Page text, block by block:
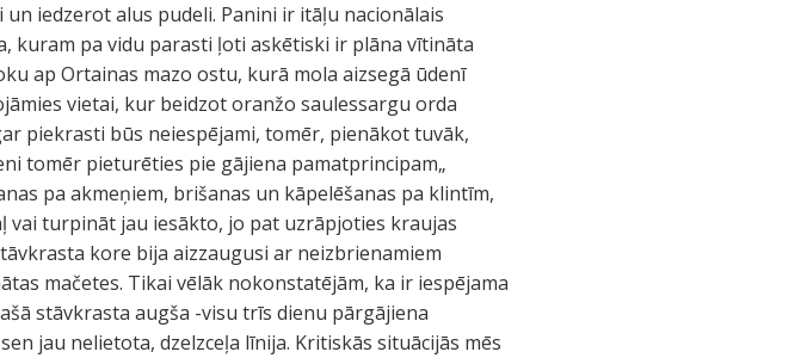
iedzerot alus pudeli. Panini ir itāļu nacionālais
kuram pa vidu parasti ļoti askētiski ir plāna vītināta
ap Ortainas mazo ostu, kurā mola aizsegā ūdenī
vietai, kur beidzot oranžo saulessargu orda
piekrasti būs neiespējami, tomēr, pienākot tuvāk,
tomēr pieturēties pie gājiena pamatprincipam„
pa akmeņiem, brišanas un kāpelēšanas pa klintīm,
turpināt jau iesākto, jo pat uzrāpjoties kraujas
kore bija aizzaugusi ar neizbrienamiem
mačetes. Tikai vēlāk nokonstatējām, ka ir iespējama
stāvkrasta augša -visu trīs dienu pārgājiena
jau nelietota, dzelzceļa līnija. Kritiskās situācijās mēs